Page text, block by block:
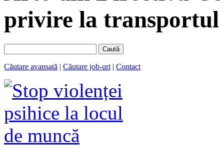
privire la
Caută
Căutare avansată | Căutare job-uri | Contact